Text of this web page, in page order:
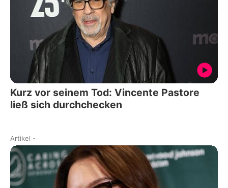
Kurz vor seinem Tod: Vincente Pastore
ließ sich durchchecken
Artikel -